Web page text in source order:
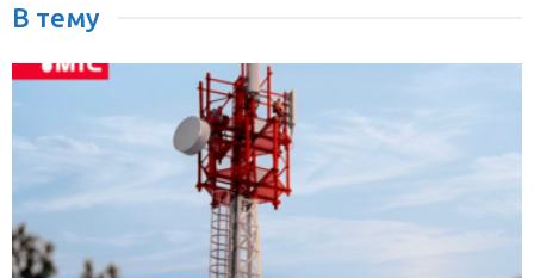
В тему